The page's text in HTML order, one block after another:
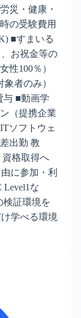
災・健康・
の受験費用
■すまいる
お祝金等の
性100％）
者のみ）
与 ■動画学
（提携企業
ソフトウェ
出勤 教
格取得へ
に参加・利
Level1な
検証環境を
学べる環境